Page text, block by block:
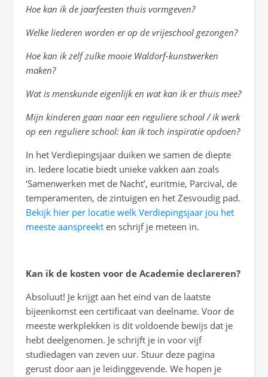
Hoe kan ik de jaarfeesten thuis vormgeven?
Welke liederen worden er op de vrijeschool gezongen?
Hoe kan ik zelf zulke mooie Waldorf-kunstwerken
maken?
Wat is menskunde eigenlijk en wat kan ik er thuis mee?
Mijn kinderen gaan naar een reguliere school / ik werk
op een reguliere school: kan ik toch inspiratie opdoen?
In het Verdiepingsjaar duiken we samen de diepte
in. Iedere locatie biedt unieke vakken aan zoals
‘Samenwerken met de Nacht’, euritmie, Parcival, de
temperamenten, de zintuigen en het Zesvoudig pad.
Bekijk hier per locatie welk Verdiepingsjaar jou het
meeste aanspreekt en schrijf je meteen in.
Kan ik de kosten voor de Academie declareren?
Absoluut! Je krijgt aan het eind van de laatste
bijeenkomst een certificaat van deelname. Voor de
meeste werkplekken is dit voldoende bewijs dat je
hebt deelgenomen. Je schrijft je in voor vijf
studiedagen van zeven uur. Stuur deze pagina
gerust door aan je leidinggevende. We hopen je